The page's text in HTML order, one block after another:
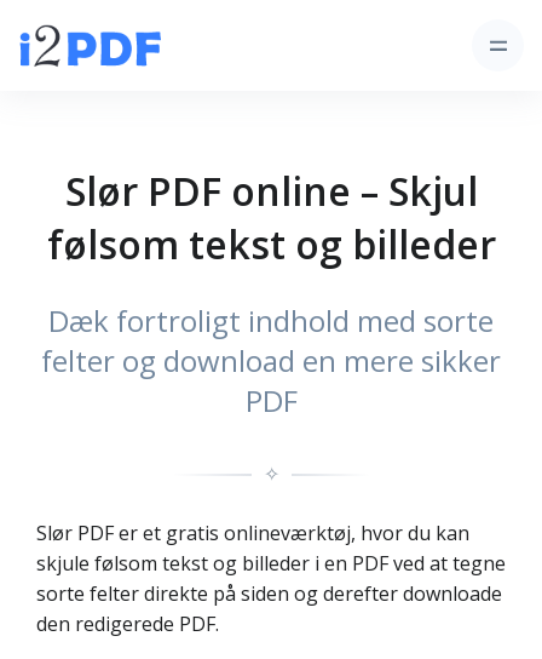
Slør PDF online – Skjul
følsom tekst og billeder
Dæk fortroligt indhold med sorte
felter og download en mere sikker
PDF
✧
Slør PDF er et gratis onlineværktøj, hvor du kan
skjule følsom tekst og billeder i en PDF ved at tegne
sorte felter direkte på siden og derefter downloade
den redigerede PDF.